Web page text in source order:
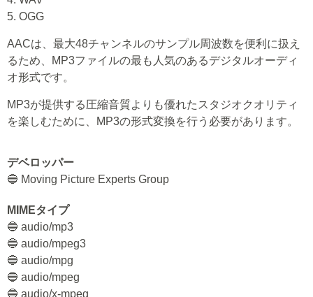
5. OGG
AACは、最大48チャンネルのサンプル周波数を便利に扱え
るため、MP3ファイルの最も人気のあるデジタルオーディ
オ形式です。
MP3が提供する圧縮音質よりも優れたスタジオクオリティ
を楽しむために、MP3の形式変換を行う必要があります。
デベロッパー
🔵 Moving Picture Experts Group
MIMEタイプ
🔵 audio/mp3
🔵 audio/mpeg3
🔵 audio/mpg
🔵 audio/mpeg
🔵 audio/x-mpeg